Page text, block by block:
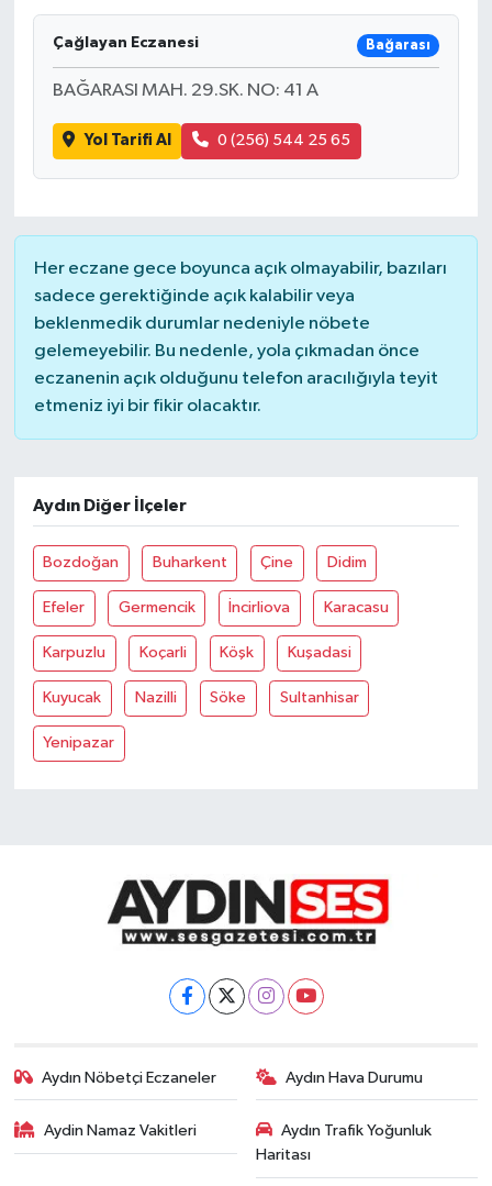
Çağlayan Eczanesi Bağarası
BAĞARASI MAH. 29.SK. NO: 41 A
Yol Tarifi Al 0 (256) 544 25 65
Her eczane gece boyunca açık olmayabilir, bazıları
sadece gerektiğinde açık kalabilir veya
beklenmedik durumlar nedeniyle nöbete
gelemeyebilir. Bu nedenle, yola çıkmadan önce
eczanenin açık olduğunu telefon aracılığıyla teyit
etmeniz iyi bir fikir olacaktır.
Aydın Diğer İlçeler
Bozdoğan Buharkent Çine Didim
Efeler Germencik İncirliova Karacasu
Karpuzlu Koçarli Köşk Kuşadasi
Kuyucak Nazilli Söke Sultanhisar
Yenipazar
Aydın Nöbetçi Eczaneler Aydın Hava Durumu
Aydin Namaz Vakitleri
Aydın Trafik Yoğunluk
Haritası